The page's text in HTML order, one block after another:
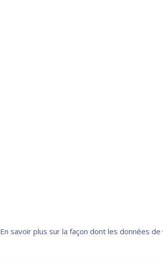
En savoir plus sur la façon dont les données